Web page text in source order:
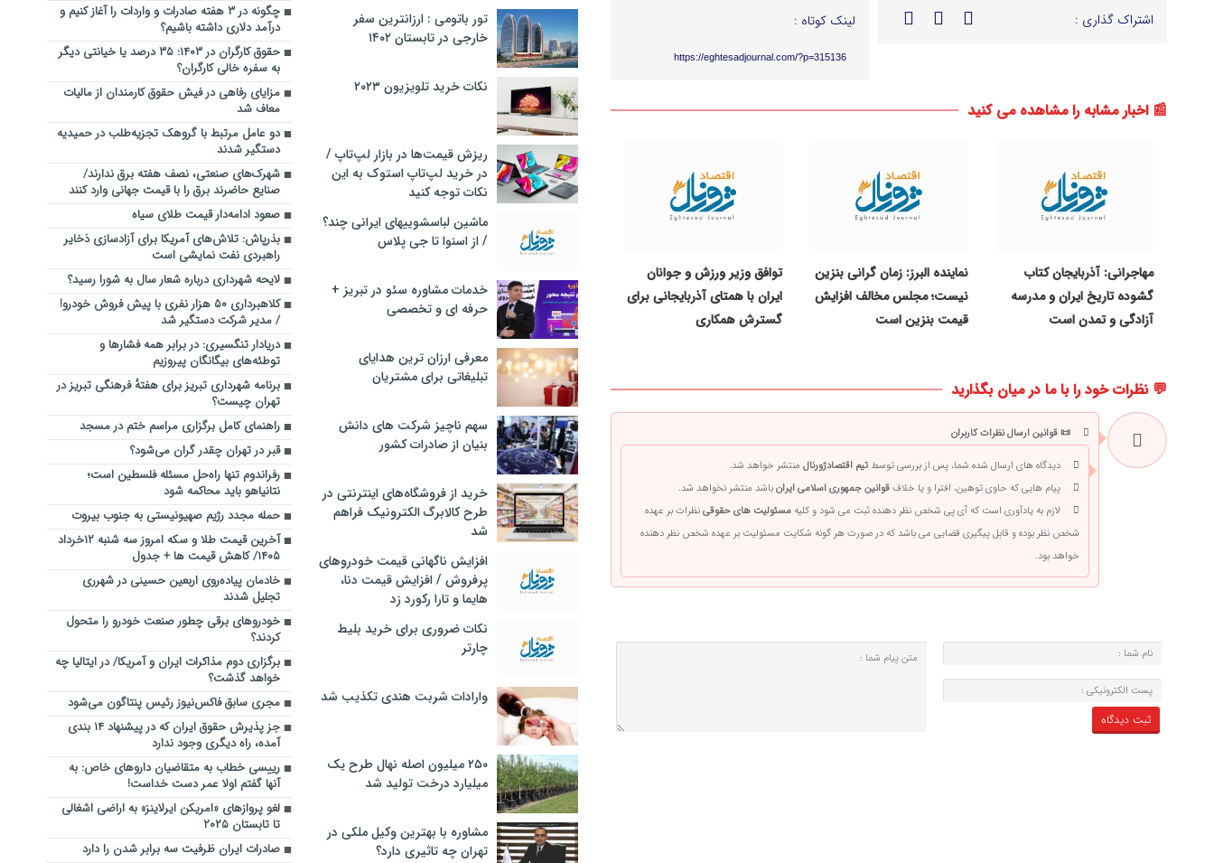
اشتراک گذاری : لینک کوتاه :
https://eghtesadjournal.com/?p=315136
📰 اخبار مشابه را مشاهده می کنید
مهاجرانی: آذربایجان کتاب
گشوده تاریخ ایران و مدرسه
آزادگی و تمدن است
نماینده البرز: زمان گرانی بنزین
نیست؛ مجلس مخالف افزایش
قیمت بنزین است
توافق وزیر ورزش و جوانان
ایران با همتای آذربایجانی برای
گسترش همکاری
💬 نظرات خود را با ما در میان بگذارید
📜 قوانین ارسال نظرات کاربران
دیدگاه های ارسال شده شما، پس از بررسی توسط تیم اقتصادژورنال منتشر خواهد شد.
پیام هایی که حاوی توهین، افترا و یا خلاف قوانین جمهوری اسلامی ایرانباشد منتشر نخواهد شد.
لازم به یادآوری است که آی پی شخص نظر دهنده ثبت می شود و کلیه مسئولیت های حقوقینظرات بر عهده
شخص نظر بوده و قابل پیگیری قضایی می باشد که در صورت هر گونه شکایت مسئولیت بر عهده شخص نظر دهنده
خواهد بود.
تور باتومی : ارزانترین سفر
خارجی در تابستان ۱۴۰۲
نکات خرید تلویزیون ۲۰۲۳
ریزش قیمت‌ها در بازار لپ‌تاپ /
در خرید لپ‌تاپ استوک به این
نکات توجه کنید
ماشین لباسشویی‎های ایرانی چند؟
/ از اسنوا تا جی پلاس
خدمات مشاوره سئو در تبریز +
حرفه ای و تخصصی
معرفی ارزان ترین هدایای
تبلیغاتی برای مشتریان
سهم ناچیز شرکت های دانش
بنیان از صادرات کشور
خرید از فروشگاه‌های اینترنتی در
طرح کالابرگ الکترونیک فراهم
شد
افزایش ناگهانی قیمت خودروهای
پرفروش / افزایش قیمت دنا،
هایما و تارا رکورد زد
نکات ضروری برای خرید بلیط
چارتر
وارادات شربت هندی تکذیب شد
۲۵۰ میلیون اصله نهال طرح یک
میلیارد درخت تولید شد
مشاوره با بهترین وکیل ملکی در
تهران چه تاثیری دارد؟
چگونه در ۳ هفته صادرات و واردات را آغاز کنیم و
درآمد دلاری داشته باشیم؟
حقوق کارگران در ۱۴۰۳: ۳۵ درصد یا خیانتی دیگر
به سفره خالی کارگران؟
مزایای رفاهی در فیش حقوق کارمندان از مالیات
معاف شد
دو عامل مرتبط با گروهک تجزیه‌طلب در حمیدیه
دستگیر شدند
شهرک‌های صنعتی، نصف هفته برق ندارند/
صنایع حاضرند برق را با قیمت جهانی وارد کنند
صعود ادامه‌دار قیمت طلای سیاه
بذرپاش: تلاش‌های آمریکا برای آزادسازی ذخایر
راهبردی نفت نمایشی است
لایحه شهرداری درباره شعار سال به شورا رسید؟
کلاهبرداری ۵۰ هزار نفری با پیش فروش خودرو!
/ مدیر شرکت دستگیر شد
دریادار تنگسیری: در برابر همه فشارها و
توطئه‌های بیگانگان پیروزیم
برنامه شهرداری تبریز برای هفتهٔ فرهنگی تبریز در
تهران چیست؟
راهنمای کامل برگزاری مراسم ختم در مسجد
قبر در تهران چقدر گران می‌شود؟
رفراندوم تنها راه‌حل مسئله فلسطین است؛
نتانیاهو باید محاکمه شود
حمله مجدد رژیم صهیونیستی به جنوب بیروت
آخرین قیمت طلا و سکه امروز سه شنبه ۱۲خرداد
۱۴۰۵/ کاهش قیمت ها + جدول
خادمان پیاده‌روی اربعین حسینی در شهرری
تجلیل شدند
خودروهای برقی چطور صنعت خودرو را متحول
کردند؟
برگزاری دوم مذاکرات ایران و آمریکا/ در ایتالیا چه
خواهد گذشت؟
مجری سابق فاکس‌نیوز رئیس پنتاگون می‌شود
جز پذیرش حقوق ایران که در پیشنهاد ۱۴ بندی
آمده، راه دیگری وجود ندارد
رییسی خطاب به متقاضیان داروهای خاص: به
آنها گفتم اولا عمر دست خداست!
لغو پروازهای «امریکن ایرلاینز» به اراضی اشغالی
تا تابستان ۲۰۲۵
صادرات ایران ظرفیت سه برابر شدن را دارد